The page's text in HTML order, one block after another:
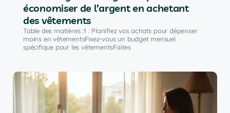
économiser de l’argent en achetant
des vêtements
Table des matières :1 : Planifiez vos achats pour dépenser
moins en vêtementsFixez-vous un budget mensuel
spécifique pour les vêtementsFaites